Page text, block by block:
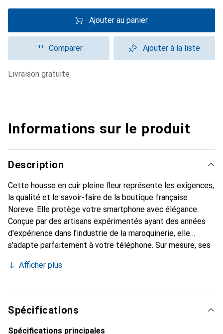
Ajouter au panier
Comparer Ajouter à la liste
livraison gratuite
Informations sur le produit
Description
Cette housse en cuir pleine fleur représente les exigences,
la qualité et le savoir-faire de la boutique française
Noreve. Elle protège votre smartphone avec élégance.
Conçue par des artisans expérimentés ayant des années
d'expérience dans l'industrie de la maroquinerie, elle
s'adapte parfaitement à votre téléphone. Sur mesure, ses
peau. Elle devient l'accessoire chic et indispensable pour
internationalement pour ses produits de haute qualité et
constitue un choix fiable pour une clientèle exigeante.
Afficher plus
Spécifications
Spécifications principales